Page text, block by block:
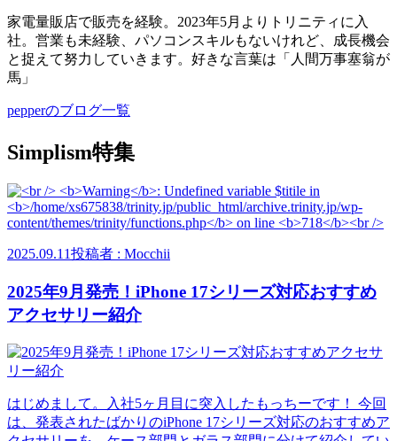
家電量販店で販売を経験。2023年5月よりトリニティに入
社。営業も未経験、パソコンスキルもないけれど、成長機会
と捉えて努力していきます。好きな言葉は「人間万事塞翁が
馬」
pepperのブログ一覧
Simplism特集
2025.09.11投稿者 : Mocchii
2025年9月発売！iPhone 17シリーズ対応おすすめ
アクセサリー紹介
はじめまして。入社5ヶ月目に突入したもっちーです！ 今回
は、発表されたばかりのiPhone 17シリーズ対応のおすすめア